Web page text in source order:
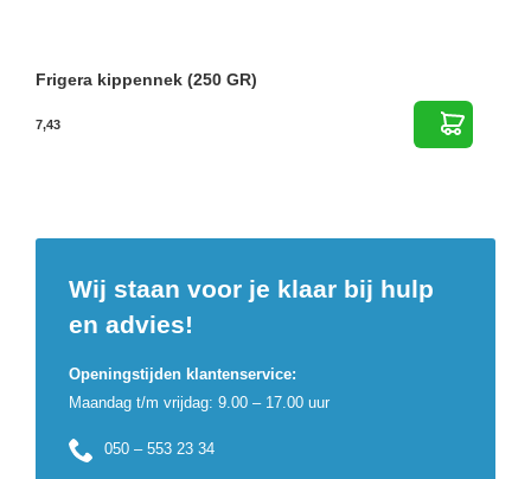
Frigera kippennek (250 GR)
7,43
Wij staan voor je klaar bij hulp
en advies!
Openingstijden klantenservice:
Maandag t/m vrijdag: 9.00 – 17.00 uur
050 – 553 23 34